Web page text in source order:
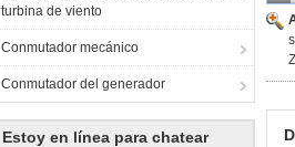
turbina de viento
Conmutador mecánico
Conmutador del generador
Estoy en línea para chatear